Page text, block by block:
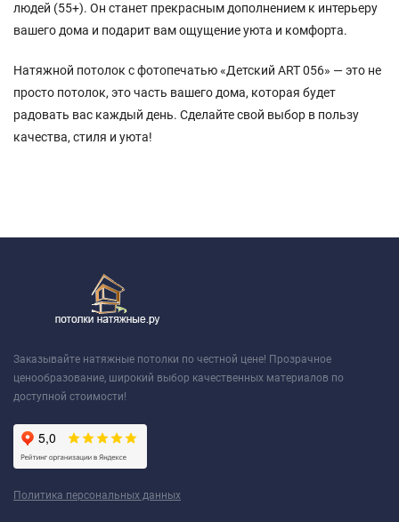
людей (55+). Он станет прекрасным дополнением к интерьеру
вашего дома и подарит вам ощущение уюта и комфорта.
Натяжной потолок с фотопечатью «Детский ART 056» — это не
просто потолок, это часть вашего дома, которая будет
радовать вас каждый день. Сделайте свой выбор в пользу
качества, стиля и уюта!
Заказывайте натяжные потолки по честной цене! Прозрачное
ценообразование, широкий выбор качественных материалов по
доступной стоимости!
Политика персональных данных